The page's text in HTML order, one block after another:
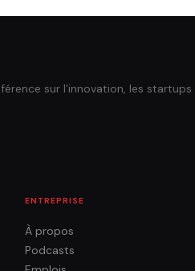
sur l'innovation, les startups
ENTREPRISE
À propos
Podcasts